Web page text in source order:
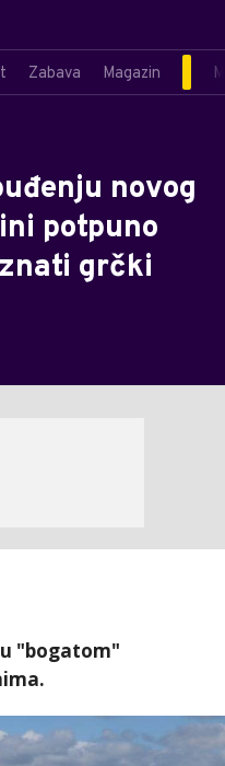
Zabava Magazin
novog
potpuno
grčki
"bogatom"